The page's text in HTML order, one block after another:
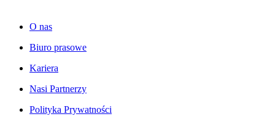
O nas
Biuro prasowe
Kariera
Nasi Partnerzy
Polityka Prywatności